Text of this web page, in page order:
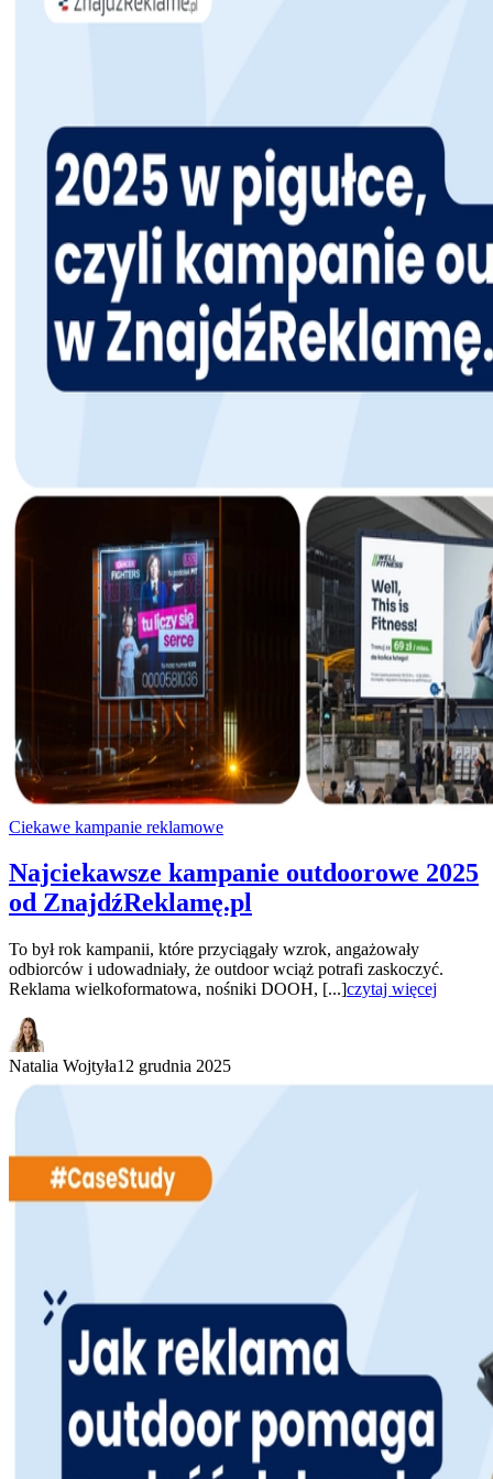
Ciekawe kampanie reklamowe
Najciekawsze kampanie outdoorowe 2025
od ZnajdźReklamę.pl
To był rok kampanii, które przyciągały wzrok, angażowały
odbiorców i udowadniały, że outdoor wciąż potrafi zaskoczyć.
Reklama wielkoformatowa, nośniki DOOH, [...]czytaj więcej
Natalia Wojtyła12 grudnia 2025